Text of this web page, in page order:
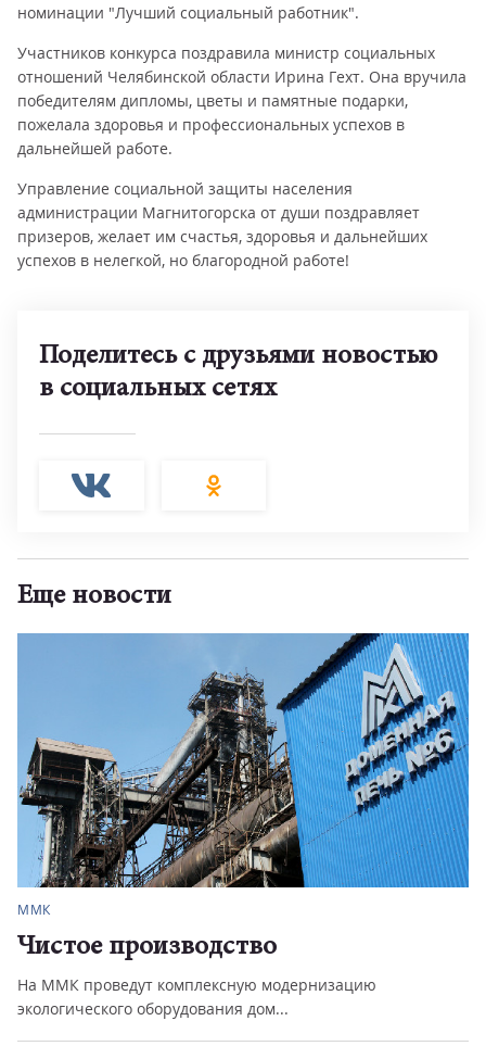
номинации "Лучший социальный работник".
Участников конкурса поздравила министр социальных
отношений Челябинской области Ирина Гехт. Она вручила
победителям дипломы, цветы и памятные подарки,
пожелала здоровья и профессиональных успехов в
дальнейшей работе.
Управление социальной защиты населения
администрации Магнитогорска от души поздравляет
призеров, желает им счастья, здоровья и дальнейших
успехов в нелегкой, но благородной работе!
Поделитесь с друзьями новостью
в социальных сетях
Еще новости
ММК
Чистое производство
На ММК проведут комплексную модернизацию
экологического оборудования дом...